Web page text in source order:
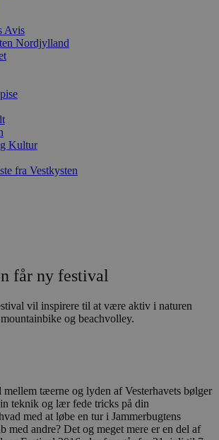
Avis
Nordjylland
Kultur
fra Vestkysten
får ny festival
vil inspirere til at være aktiv i naturen
og beachvolley.
tæerne og lyden af Vesterhavets bølger
teknik og lær fede tricks på din
med at løbe en tur i Jammerbugtens
med andre? Det og meget mere er en del af